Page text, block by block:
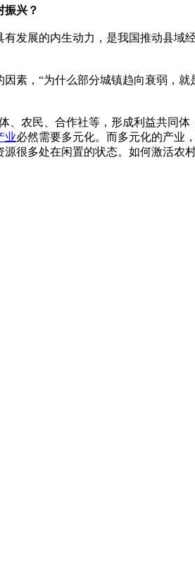
振兴？
发展的内生动力，是我国推动县域
因素，“为什么部分城镇趋向衰弱，
农民、合作社等，形成利益共同
业必然需要多元化。而多元化的产业
很多处在闲置的状态。如何激活农